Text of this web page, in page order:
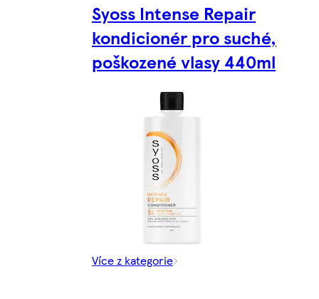
Syoss Intense Repair
kondicionér pro suché,
poškozené vlasy 440ml
Více z kategorie